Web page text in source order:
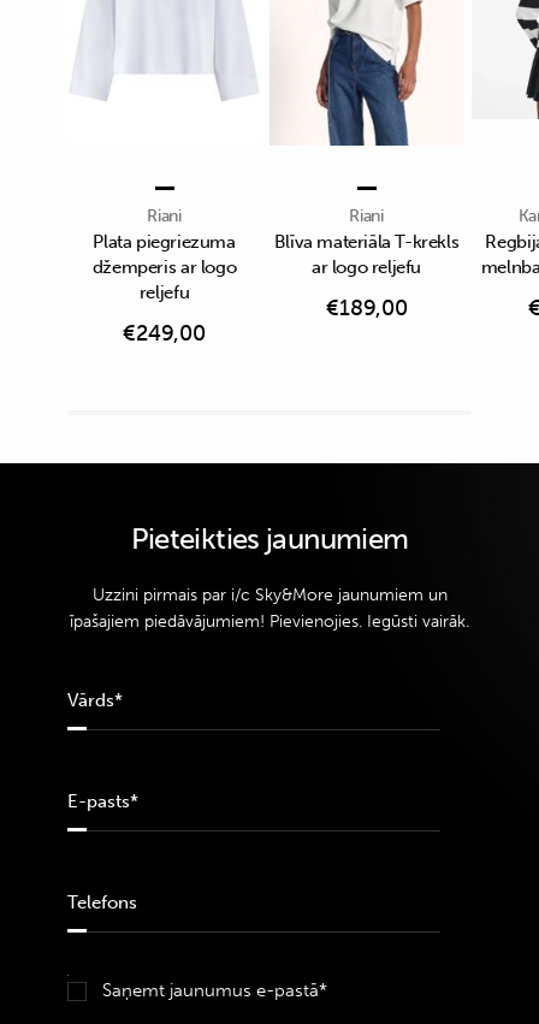
Riani
Plata piegriezuma
džemperis ar logo
reljefu
€249,00
Riani
Blīva materiāla T-krekls
ar logo reljefu
€189,00
Pieteikties jaunumiem
Uzzini pirmais par i/c Sky&More jaunumiem un
īpašajiem piedāvājumiem! Pievienojies. Iegūsti vairāk.
Saņemt jaunumus e-pastā*